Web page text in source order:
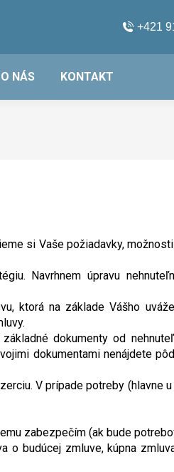
+421
O NÁS KONTAKT
si Vaše požiadavky,
Navrhnem úpravu
ktorá na základe Vášho
dokumenty od
dokumentami nenájdete
V prípade potreby (hlavne
zabezpečím (ak bude
budúcej zmluve, kúpna